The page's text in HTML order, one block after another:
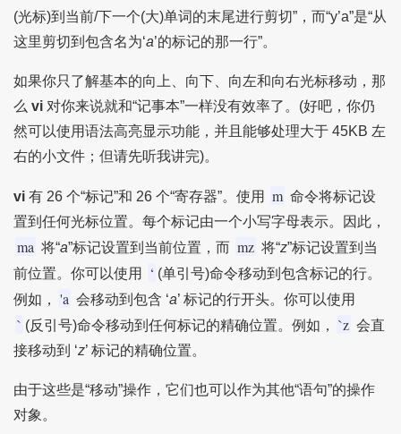
(光标)到当前/下一个(大)单词的末尾进行剪切”，而“y’a”是“从
这里剪切到包含名为‘a’的标记的那一行”。
如果你只了解基本的向上、向下、向左和向右光标移动，那
么 vi对你来说就和“记事本”一样没有效率了。(好吧，你仍
然可以使用语法高亮显示功能，并且能够处理大于 45KB 左
右的小文件；但请先听我讲完)。
vi有 26 个“标记”和 26 个“寄存器”。使用 m 命令将标记设
置到任何光标位置。每个标记由一个小写字母表示。因此，
ma 将“a”标记设置到当前位置，而 mz 将“z”标记设置到当
前位置。你可以使用
‘ (单引号)命令移动到包含标记的行。
例如，
'a 会移动到包含 ‘a’ 标记的行开头。你可以使用
` (反引号)命令移动到任何标记的精确位置。例如， `z 会直
接移动到 ‘z’ 标记的精确位置。
由于这些是“移动”操作，它们也可以作为其他“语句”的操作
对象。